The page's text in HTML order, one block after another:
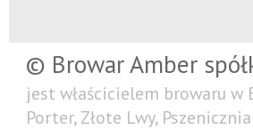
© Browar Amber
jest właścicielem browaru w
Porter, Złote Lwy,